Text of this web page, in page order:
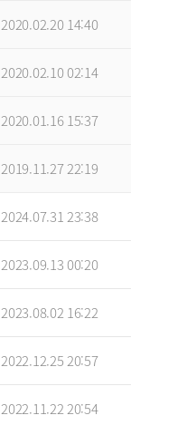
2020.02.20 14:40
2020.02.10 02:14
2020.01.16 15:37
2019.11.27 22:19
2024.07.31 23:38
2023.09.13 00:20
2023.08.02 16:22
2022.12.25 20:57
2022.11.22 20:54